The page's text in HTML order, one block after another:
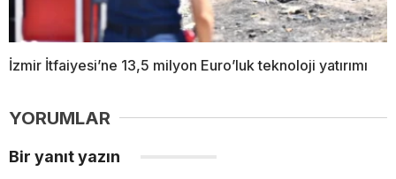
İzmir İtfaiyesi’ne 13,5 milyon Euro’luk teknoloji yatırımı
YORUMLAR
Bir yanıt yazın